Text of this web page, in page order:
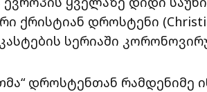
ქრისტიან დროსტენი
სერიაში
დროსტენთან რამდენიმე